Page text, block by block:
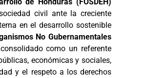
civil ante la creciente
en el desarrollo sostenible
No Gubernamentales
como un referente
económicas y sociales,
y el respeto a los derechos